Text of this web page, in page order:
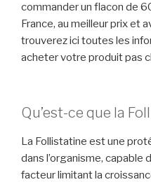
commander un flacon de
France, au meilleur prix et
trouverez ici toutes les
acheter votre produit pas
Qu’est-ce que la
La Follistatine est une
dans l’organisme, capable
facteur limitant la